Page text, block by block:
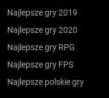
Najlepsze gry 2019
Najlepsze gry 2020
Najlepsze gry RPG
Najlepsze gry FPS
Najlepsze polskie gry